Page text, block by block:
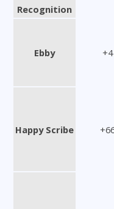
Recognition
Ebby +4
Happy Scribe